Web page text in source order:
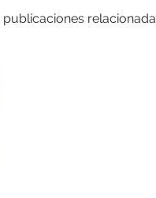
publicaciones